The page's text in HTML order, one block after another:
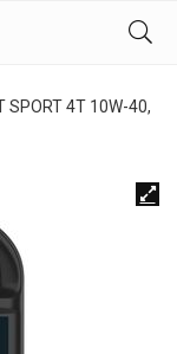
4T 10W-40,